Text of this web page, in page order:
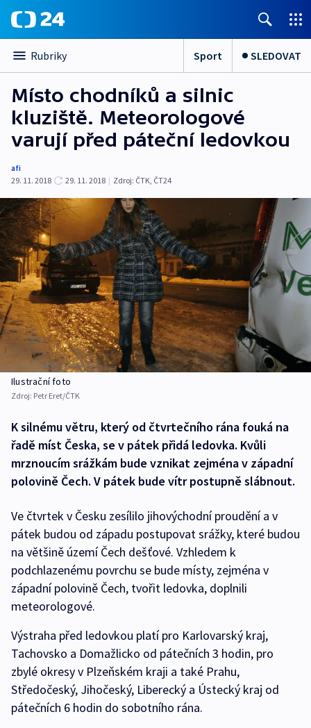
Rubriky Sport SLEDOVAT
Místo chodníků a silnic
kluziště. Meteorologové
varují před páteční ledovkou
afi
29. 11. 2018
29. 11. 2018 | Zdroj: ČTK, ČT24
Ilustrační foto
Zdroj: Petr Eret/ČTK
K silnému větru, který od čtvrtečního rána fouká na
řadě míst Česka, se v pátek přidá ledovka. Kvůli
mrznoucím srážkám bude vznikat zejména v západní
polovině Čech. V pátek bude vítr postupně slábnout.
Ve čtvrtek v Česku zesílilo jihovýchodní proudění a v
pátek budou od západu postupovat srážky, které budou
na většině území Čech dešťové. Vzhledem k
podchlazenému povrchu se bude místy, zejména v
západní polovině Čech, tvořit ledovka, doplnili
meteorologové.
Výstraha před ledovkou platí pro Karlovarský kraj,
Tachovsko a Domažlicko od pátečních 3 hodin, pro
zbylé okresy v Plzeňském kraji a také Prahu,
Středočeský, Jihočeský, Liberecký a Ústecký kraj od
pátečních 6 hodin do sobotního rána.